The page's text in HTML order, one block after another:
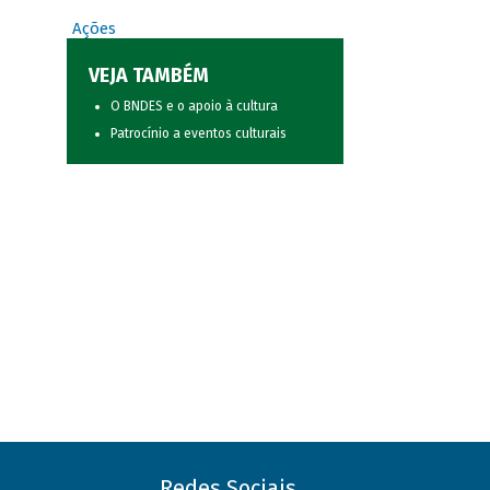
Ações
VEJA TAMBÉM
O BNDES e o apoio à cultura
Patrocínio a eventos culturais